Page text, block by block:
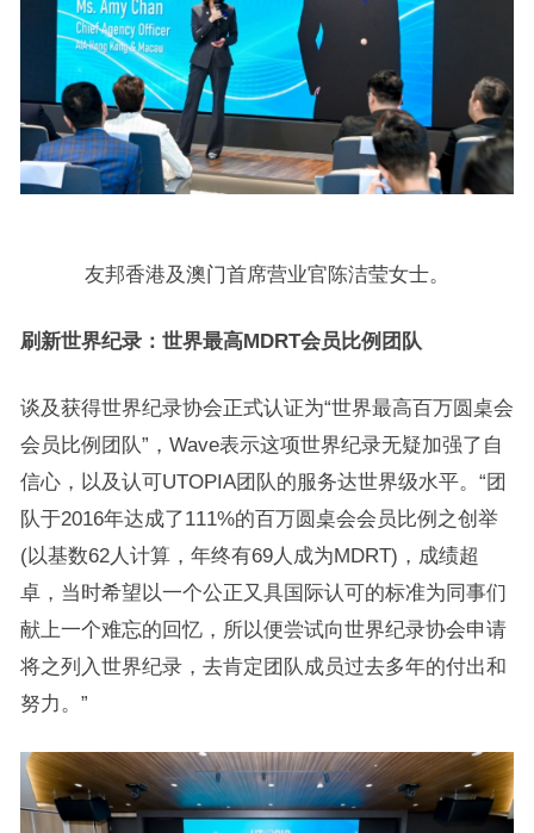
友邦香港及澳门首席营业官陈洁莹女士。
刷新世界纪录：世界最高MDRT会员比例团队
谈及获得世界纪录协会正式认证为“世界最高百万圆桌会
会员比例团队”，Wave表示这项世界纪录无疑加强了自
信心，以及认可UTOPIA团队的服务达世界级水平。“团
队于2016年达成了111%的百万圆桌会会员比例之创举
(以基数62人计算，年终有69人成为MDRT)，成绩超
卓，当时希望以一个公正又具国际认可的标准为同事们
献上一个难忘的回忆，所以便尝试向世界纪录协会申请
将之列入世界纪录，去肯定团队成员过去多年的付出和
努力。”